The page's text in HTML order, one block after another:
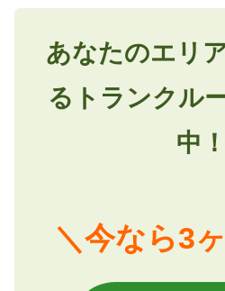
あなたのエリ
るトランクル
中！
＼今なら3